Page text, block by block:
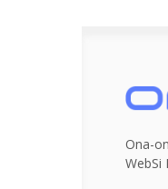
Ona-
WebSi